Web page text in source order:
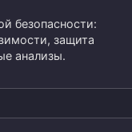
безопасности:
защита
анализы.